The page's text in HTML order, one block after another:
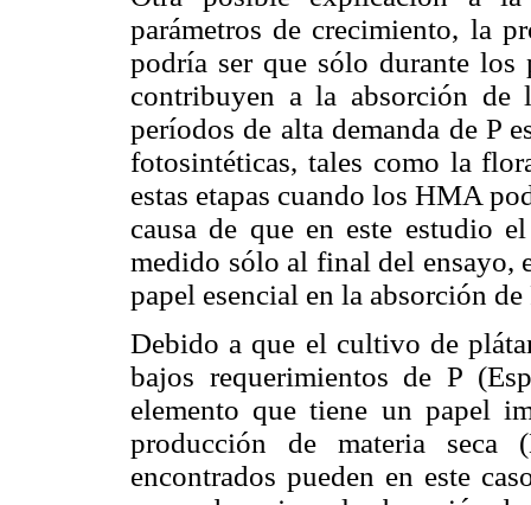
parámetros de crecimiento, la
podría ser que sólo durante
contribuyen a la absorción de
períodos de alta demanda de P
fotosintéticas, tales como la
estas etapas cuando los HMA
causa de que en este estudio
medido sólo al final del ensayo,
papel esencial en la absorción
Debido a que el cultivo de
bajos requerimientos de P
elemento que tiene un papel
producción de materia seca
encontrados pueden en este